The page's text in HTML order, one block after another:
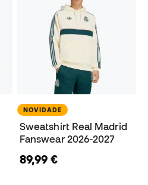
NOVIDADE
Sweatshirt Real Madrid
Fanswear 2026-2027
89,99 €